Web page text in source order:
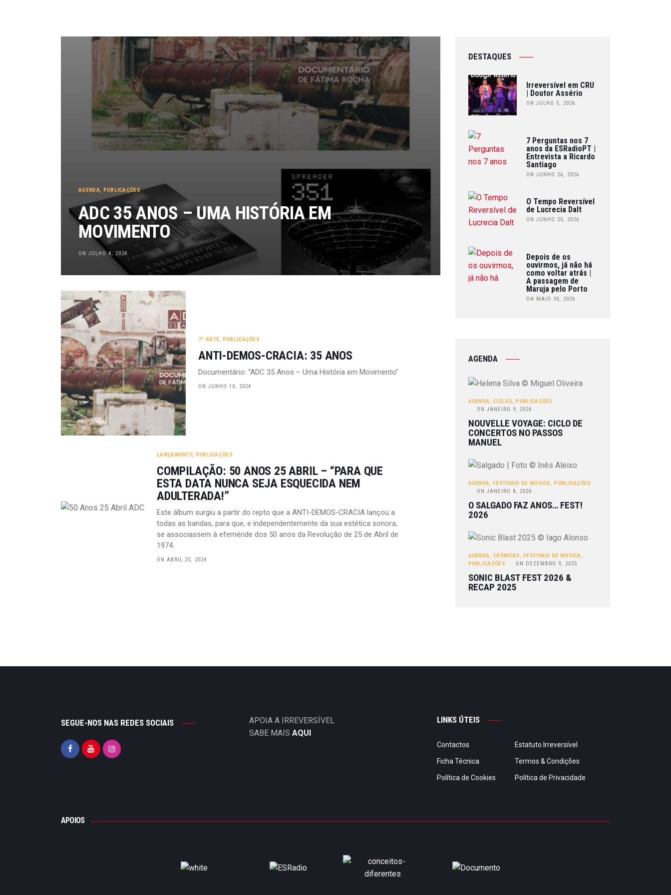
AGENDA, PUBLICAÇÕES
ADC 35 ANOS – UMA HISTÓRIA EM
MOVIMENTO
ON JULHO 8, 2024
7ª ARTE, PUBLICAÇÕES
ANTI-DEMOS-CRACIA: 35 ANOS
Documentário: “ADC 35 Anos – Uma História em Movimento”
ON JUNHO 10, 2024
LANÇAMENTO, PUBLICAÇÕES
COMPILAÇÃO: 50 ANOS 25 ABRIL – “PARA QUE
ESTA DATA NUNCA SEJA ESQUECIDA NEM
ADULTERADA!”
Este álbum surgiu a partir do repto que a ANTI-DEMOS-CRACIA lançou a
todas as bandas, para que, e independentemente da sua estética sonora,
se associassem à efeméride dos 50 anos da Revolução de 25 de Abril de
1974.
ON ABRIL 25, 2024
DESTAQUES
Irreversível em CRU
| Doutor Assério
ON JULHO 5, 2026
7 Perguntas nos 7
anos da ESRadioPT |
Entrevista a Ricardo
Santiago
ON JUNHO 26, 2026
O Tempo Reversível
de Lucrecia Dalt
ON JUNHO 20, 2026
Depois de os
ouvirmos, já não há
como voltar atrás |
A passagem de
Maruja pelo Porto
ON MAIO 30, 2026
AGENDA
AGENDA, CICLOS, PUBLICAÇÕES
ON JANEIRO 9, 2026
NOUVELLE VOYAGE: CICLO DE
CONCERTOS NO PASSOS
MANUEL
AGENDA, FESTIVAIS DE MÚSICA, PUBLICAÇÕES
ON JANEIRO 8, 2026
O SALGADO FAZ ANOS… FEST!
2026
AGENDA, CRÓNICAS, FESTIVAIS DE MÚSICA,
PUBLICAÇÕES
ON DEZEMBRO 9, 2025
SONIC BLAST FEST 2026 &
RECAP 2025
SEGUE-NOS NAS REDES SOCIAIS
APOIA A IRREVERSÍVEL
SABE MAIS AQUI
LINKS ÚTEIS
Contactos Estatuto Irreversível
Ficha Técnica Termos & Condições
Política de Cookies Política de Privacidade
APOIOS